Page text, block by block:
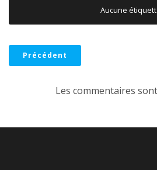
Aucune
Précédent
Les commentaires